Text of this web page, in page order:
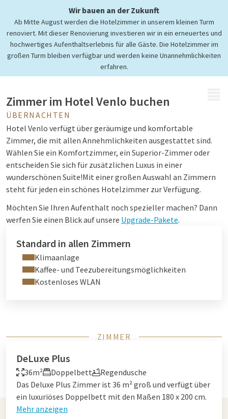
Wir bauen an der Zukunft
Ab Mitte August werden die Hotelzimmer in unserem kleinen Turm
renoviert. Mit dieser Renovierung investieren wir in ein erneuertes und
hochwertiges Aufenthaltserlebnis für alle Gäste. Die Hotelzimmer im
großen Turm bleiben verfügbar und werden keine Unannehmlichkeiten
erfahren.
Komfortable Zimmer & Suiten
Überraschend übernachten
Zimmer im Hotel Venlo buchen
ÜBERNACHTEN
Hotel Venlo verfügt über geräumige und komfortable
Zimmer, die mit allen Annehmlichkeiten ausgestattet sind.
Wählen Sie ein Komfortzimmer, ein Superior-Zimmer oder
entscheiden Sie sich für zusätzlichen Luxus in einer
wunderschönen Suite!Mit einer großen Auswahl an Zimmern
steht für jeden ein schönes Hotelzimmer zur Verfügung.
Möchten Sie Ihren Aufenthalt noch spezieller machen? Dann
werfen Sie einen Blick auf unsere Upgrade-Pakete.
Standard in allen Zimmern
Klimaanlage
Kaffee- und Teezubereitungsmöglichkeiten
Kostenloses WLAN
ZIMMER
DeLuxe Plus
36m² Doppelbett
Regendusche
Das Deluxe Plus Zimmer ist 36 m² groß und verfügt über
ein luxuriöses Doppelbett mit den Maßen 180 x 200 cm.
Mehr anzeigen